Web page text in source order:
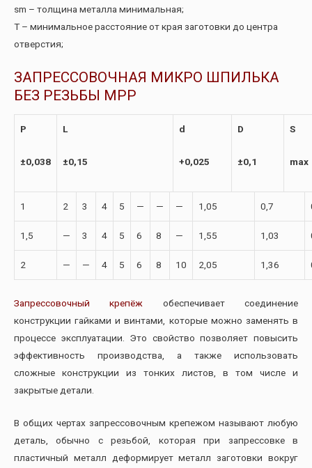
sm – толщина металла минимальная;
T – минимальное расстояние от края заготовки до центра
отверстия;
ЗАПРЕССОВОЧНАЯ МИКРО ШПИЛЬКА
БЕЗ РЕЗЬБЫ МРР
P
±0,038
L
±0,15
d
+0,025
D
±0,1
S
max
1 2 3 4 5 — — — 1,05 0,7
1,5 — 3 4 5 6 8 — 1,55 1,03
2 — — 4 5 6 8 10 2,05 1,36
Запрессовочный крепёж обеспечивает соединение
конструкции гайками и винтами, которые можно заменять в
процессе эксплуатации. Это свойство позволяет повысить
эффективность производства, а также использовать
сложные конструкции из тонких листов, в том числе и
закрытые детали.
В общих чертах запрессовочным крепежом называют любую
деталь, обычно с резьбой, которая при запрессовке в
пластичный металл деформирует металл заготовки вокруг